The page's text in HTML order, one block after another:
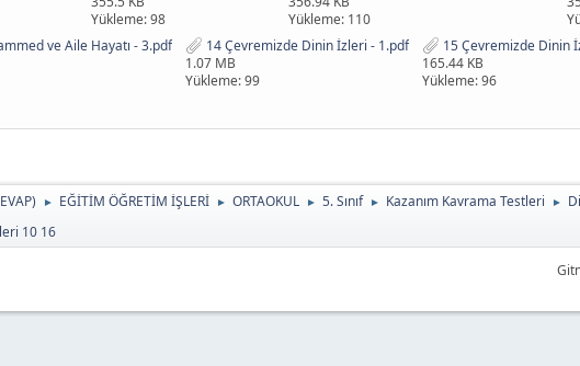
Yükleme: 98
Yükleme: 110
ve Aile Hayatı - 3.pdf
14 Çevremizde Dinin İzleri - 1.pdf
1.07 MB
Yükleme: 99
15 Çevremizde Dinin
165.44 KB
Yükleme: 96
► EĞİTİM ÖĞRETİM İŞLERİ ► ORTAOKUL ► 5. Sınıf ► Kazanım Kavrama Testleri ►
10 16